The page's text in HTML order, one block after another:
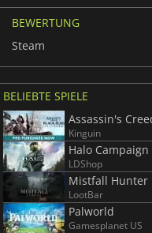
Polnisch
BEWERTUNG
Steam
BELIEBTE SPIELE
Kinguin
Halo Campaign
LDShop
Mistfall Hunter
LootBar
Palworld
Gamesplanet US